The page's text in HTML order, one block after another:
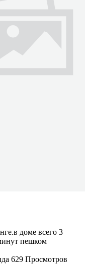
доме всего 3
пешком
629 Просмотров